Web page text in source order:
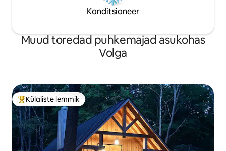
Konditsioneer
Muud toredad puhkemajad asukohas
Volga
Külaliste suur lemmik
Külaliste lemmik